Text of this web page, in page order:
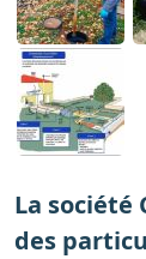
La
des